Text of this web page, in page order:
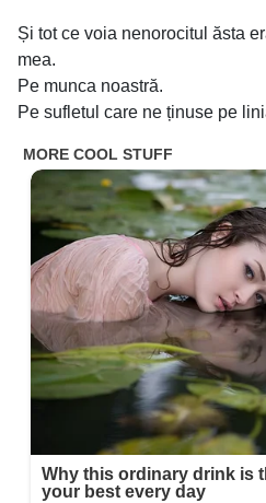
Și tot ce voia nenorocitul ăsta
mea.
Pe munca noastră.
Pe sufletul care ne ținuse pe